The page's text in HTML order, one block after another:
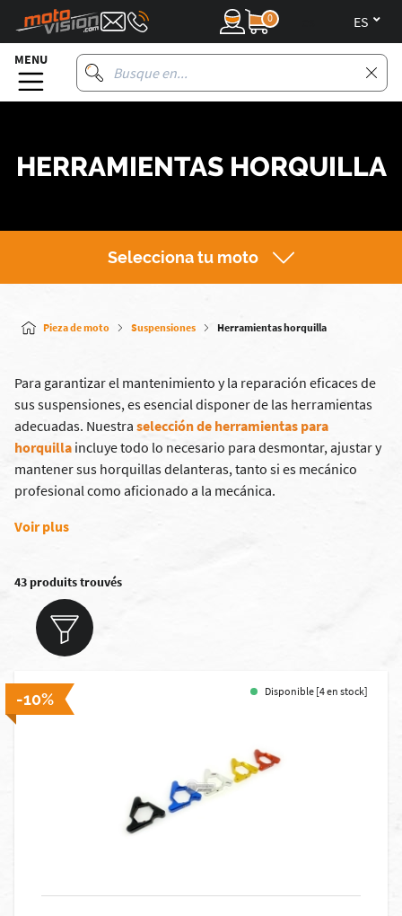
0
MENU
HERRAMIENTAS HORQUILLA
Selecciona tu moto
Pieza de moto Suspensiones Herramientas horquilla
Para garantizar el mantenimiento y la reparación eficaces de
sus suspensiones, es esencial disponer de las herramientas
adecuadas. Nuestra selección de herramientas para
horquilla incluye todo lo necesario para desmontar, ajustar y
mantener sus horquillas delanteras, tanto si es mecánico
profesional como aficionado a la mecánica.
Voir plus
43 produits trouvés
-10% Disponible [4 en stock]